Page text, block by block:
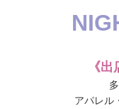
《
アパレル